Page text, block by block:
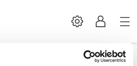
SettingsProfil